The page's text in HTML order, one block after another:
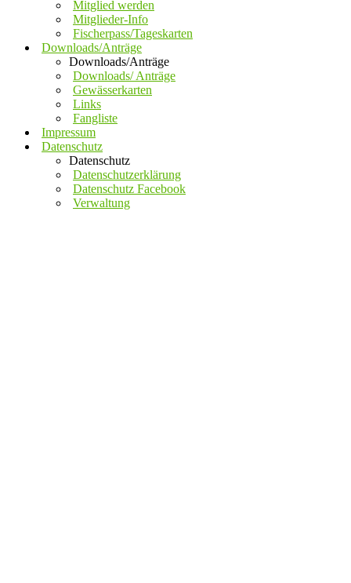
Mitglied werden
Mitglieder-Info
Fischerpass/Tageskarten
Downloads/Anträge
Downloads/Anträge
Downloads/ Anträge
Gewässerkarten
Links
Fangliste
Impressum
Datenschutz
Datenschutz
Datenschutzerklärung
Datenschutz Facebook
Verwaltung